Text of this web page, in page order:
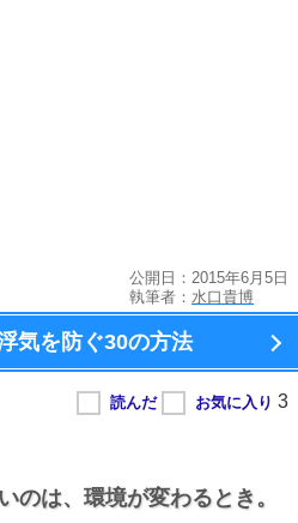
公開日：2015年6月5日
執筆者： 水口貴博
気を防ぐ30の方法
のは、 環境が変わるとき。